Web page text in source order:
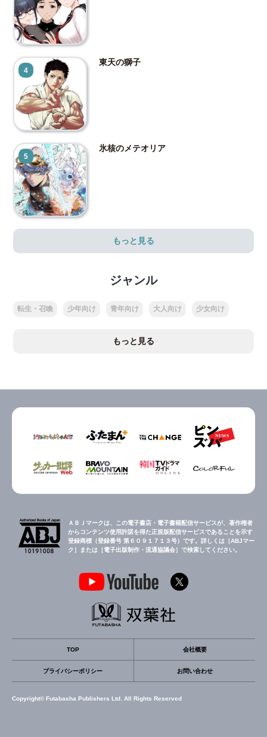
4
東天の獅子
5
氷核のメテオリア
もっと見る
ジャンル
転生・召喚 少年向け 青年向け 大人向け 少女向け
もっと見る
ＡＢＪマークは、この電子書店・電子書籍配信サービスが、著作権者
からコンテンツ使用許諾を得た正規版配信サービスであることを示す
登録商標（登録番号 第６０９１７１３号）です。詳しくは［ABJマー
ク］または［電子出版制作・流通協議会］で検索してください。
TOP 会社概要
プライバシーポリシー お問い合わせ
Copyright© Futabasha Publishers Ltd. All Rights Reserved